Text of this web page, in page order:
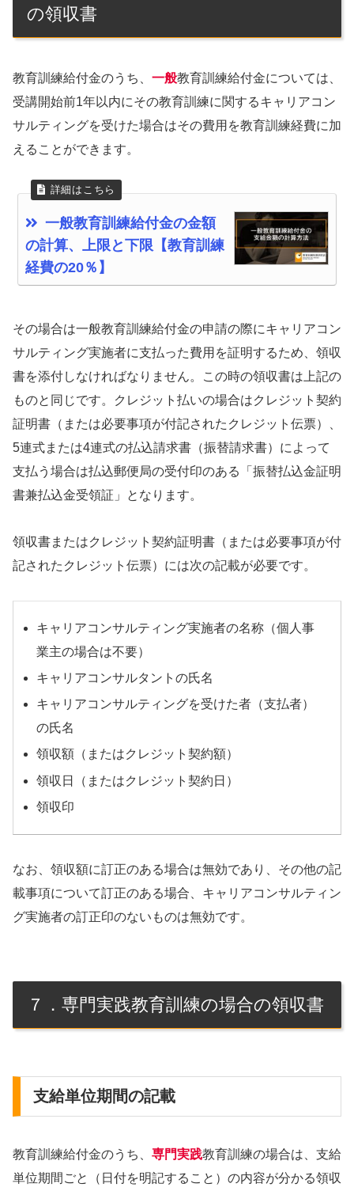
の領収書
教育訓練給付金のうち、 一般教育訓練給付金については、
受講開始前1年以内にその教育訓練に関するキャリアコン
サルティングを受けた場合はその費用を教育訓練経費に加
えることができます。
一般教育訓練給付金の金額
の計算、上限と下限【教育訓練
経費の20％】
その場合は一般教育訓練給付金の申請の際にキャリアコン
サルティング実施者に支払った費用を証明するため、領収
書を添付しなければなりません。この時の領収書は上記の
ものと同じです。クレジット払いの場合はクレジット契約
証明書（または必要事項が付記されたクレジット伝票）、
5連式または4連式の払込請求書（振替請求書）によって
支払う場合は払込郵便局の受付印のある「振替払込金証明
書兼払込金受領証」となります。
領収書またはクレジット契約証明書（または必要事項が付
記されたクレジット伝票）には次の記載が必要です。
キャリアコンサルティング実施者の名称（個人事
業主の場合は不要）
キャリアコンサルタントの氏名
キャリアコンサルティングを受けた者（支払者）
の氏名
領収額（またはクレジット契約額）
領収日（またはクレジット契約日）
領収印
なお、領収額に訂正のある場合は無効であり、その他の記
載事項について訂正のある場合、キャリアコンサルティン
グ実施者の訂正印のないものは無効です。
７．専門実践教育訓練の場合の領収書
支給単位期間の記載
教育訓練給付金のうち、 専門実践教育訓練の場合は、支給
単位期間ごと（日付を明記すること）の内容が分かる領収